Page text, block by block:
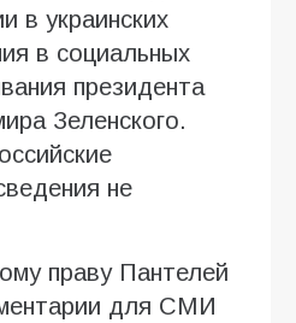
в украинских
в социальных
президента
Зеленского.
не
праву Пантелей
для СМИ